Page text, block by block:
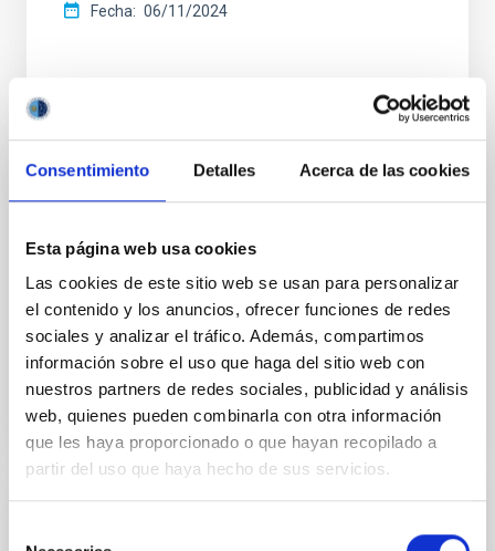
Consentimiento Detalles Acerca de las cookies
Esta página web usa cookies
Las cookies de este sitio web se usan para personalizar
el contenido y los anuncios, ofrecer funciones de redes
sociales y analizar el tráfico. Además, compartimos
información sobre el uso que haga del sitio web con
nuestros partners de redes sociales, publicidad y análisis
web, quienes pueden combinarla con otra información
que les haya proporcionado o que hayan recopilado a
partir del uso que haya hecho de sus servicios.
Fecha 06/11/2024
MEMORIA CCI
Este informe anual documenta la impresionante
variedad y la vitalidad de la investigación que se
realiza en los Observatorios de Canarias.
Fecha